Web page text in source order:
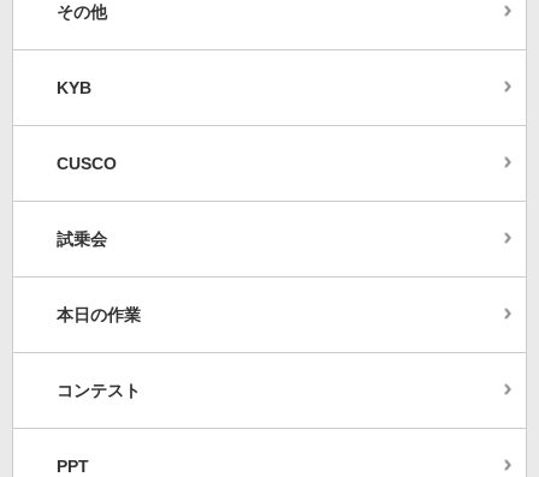
その他
KYB
CUSCO
試乗会
本日の作業
コンテスト
PPT